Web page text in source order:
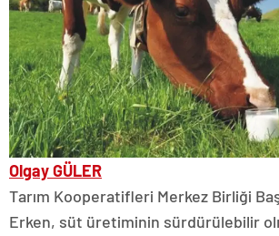
Olgay GÜLER
Tarım Kooperatifleri Merkez Birliği
Erken, süt üretiminin sürdürülebilir